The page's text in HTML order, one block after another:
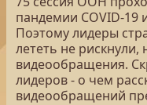
пандемии COVID-19
Поэтому лидеры
лететь не рискнули,
видеообращения.
лидеров - о чем
видеообращений